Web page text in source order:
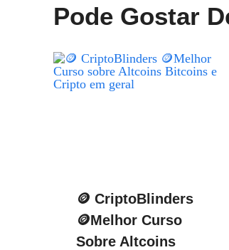
Pode Gostar
🪙 CriptoBlinders
🪙Melhor Curso
Sobre Altcoins